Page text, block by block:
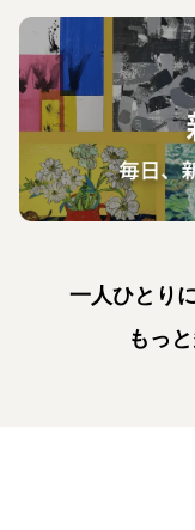
一人ひとり
もっ